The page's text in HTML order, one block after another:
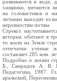
развиваются в воде,
хищники, питаются
на головастиков и
личинки выходят из
неровностям почвы.
Стрекоз
которых обитают в
то жили на Земле
отпечатки ученые
составляет 285 млн.
Подробно о жизни
Б., Свиридов А. В.
Педагогика, 1987.
аральский,